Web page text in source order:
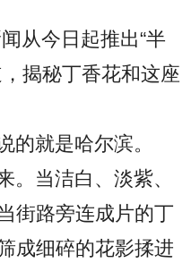
从今日起推出“半
揭秘丁香花和这座
的就是哈尔滨。
。当洁白、淡紫、
街路旁连成片的丁
成细碎的花影揉进